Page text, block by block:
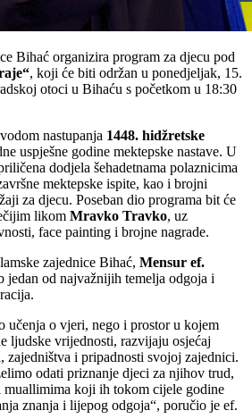
Bihać organizira program za djecu pod
, koji će biti održan u ponedjeljak, 15.
otoci u Bihaću s početkom u 18:30
nastupanja 1448. hidžretske
uspješne godine mektepske nastave. U
dodjela šehadetnama polaznicima
mektepske ispite, kao i brojni
za djecu. Poseban dio programa bit će
likom Mravko Travko, uz
face painting i brojne nagrade.
zajednice Bihać, Mensur ef.
jedan od najvažnijih temelja odgoja i
učenja o vjeri, nego i prostor u kojem
ljudske vrijednosti, razvijaju osjećaj
zajedništva i pripadnosti svojoj zajednici.
odati priznanje djeci za njihov trud,
koji ih tokom cijele godine
znanja i lijepog odgoja“, poručio je ef.